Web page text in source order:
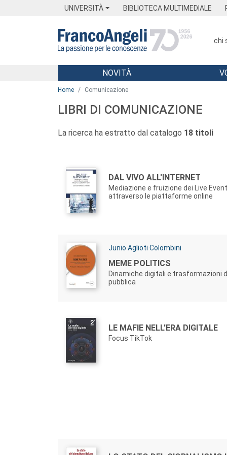
UNIVERSITÀ BIBLIOTECA MULTIMEDIALE
chi
Menu
NOVITÀ
Home Comunicazione
LIBRI DI COMUNICAZIONE
La ricerca ha estratto dal catalogo 18 titoli
Autori:
Titolo:
DAL VIVO ALL'INTERNET
Mediazione e fruizione dei Live
attraverso le piattaforme online
Autori:
Junio Aglioti Colombini
Titolo:
MEME POLITICS
Dinamiche digitali e trasformazioni
pubblica
Autori:
Titolo:
LE MAFIE NELL'ERA DIGITALE
Focus TikTok
Autori: